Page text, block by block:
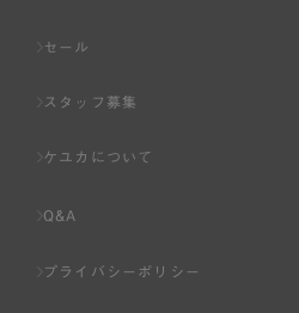
セール
スタッフ募集
ケユカについて
Q&A
プライバシーポリシー